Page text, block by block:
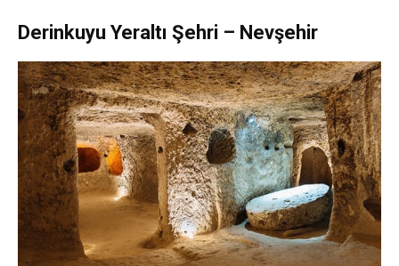
Derinkuyu Yeraltı Şehri – Nevşehir